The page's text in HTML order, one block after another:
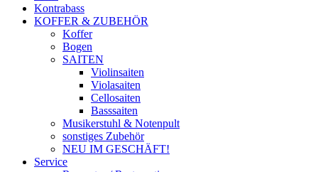
Kontrabass
KOFFER & ZUBEHÖR
Koffer
Bogen
SAITEN
Violinsaiten
Violasaiten
Cellosaiten
Basssaiten
Musikerstuhl & Notenpult
sonstiges Zubehör
NEU IM GESCHÄFT!
Service